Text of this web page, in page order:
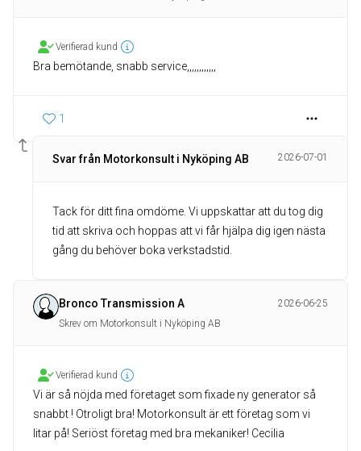
Verifierad kund
Bra bemötande, snabb service,,,,,,,,,,,,
1
Svar från Motorkonsult i Nyköping AB 2026-07-01
Tack för ditt fina omdöme. Vi uppskattar att du tog dig
tid att skriva och hoppas att vi får hjälpa dig igen nästa
gång du behöver boka verkstadstid.
Bronco Transmission A
2026-06-25
Skrev om Motorkonsult i Nyköping AB
Verifierad kund
Vi är så nöjda med företaget som fixade ny generator så
snabbt ! Otroligt bra! Motorkonsult är ett företag som vi
litar på! Seriöst företag med bra mekaniker! Cecilia